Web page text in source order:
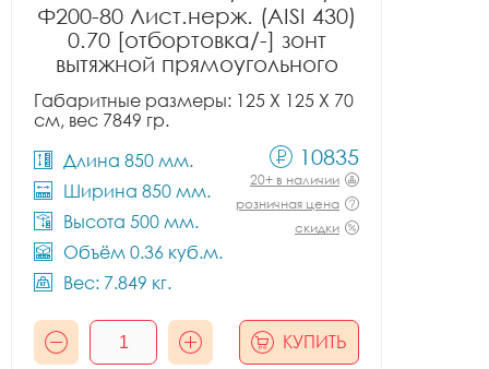
Ф200-80 Лист.нерж. (AISI 430)
0.70 [отбортовка/-] зонт
вытяжной прямоугольного
сечения тип 2
Габаритные размеры: 125 X 125 X 70
см, вес 7849 гр.
Длина 850 мм.
Ширина 850 мм.
Высота 500 мм.
Объём 0.36 куб.м.
Вес: 7.849 кг.
10835
20+ в наличии
розничная цена
скидки
КУПИТЬ